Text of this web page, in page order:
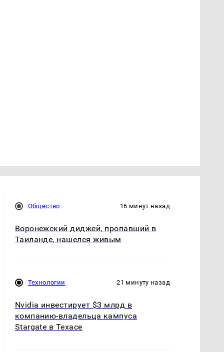
Общество 16 минут назад
Воронежский диджей, пропавший в
Таиланде, нашелся живым
Технологии 21 минуту назад
Nvidia инвестирует $3 млрд в
компанию-владельца кампуса
Stargate в Техасе